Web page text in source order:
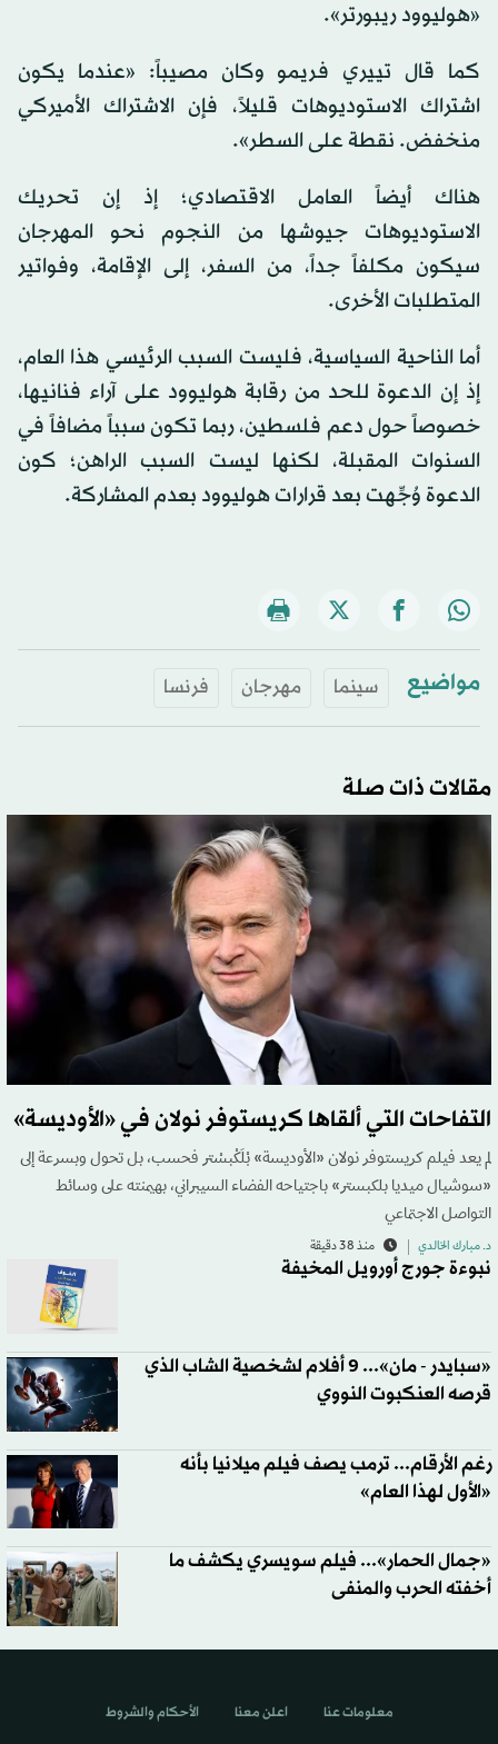
«هوليوود ريبورتر».
كما قال تييري فريمو وكان مصيباً: «عندما يكون
اشتراك الاستوديوهات قليلاً، فإن الاشتراك الأميركي
منخفض. نقطة على السطر».
هناك أيضاً العامل الاقتصادي؛ إذ إن تحريك
الاستوديوهات جيوشها من النجوم نحو المهرجان
سيكون مكلفاً جداً، من السفر، إلى الإقامة، وفواتير
المتطلبات الأخرى.
أما الناحية السياسية، فليست السبب الرئيسي هذا العام،
إذ إن الدعوة للحد من رقابة هوليوود على آراء فنانيها،
خصوصاً حول دعم فلسطين، ربما تكون سبباً مضافاً في
السنوات المقبلة، لكنها ليست السبب الراهن؛ كون
الدعوة وُجِّهت بعد قرارات هوليوود بعدم المشاركة.
مواضيع سينما مهرجان فرنسا
مقالات ذات صلة
التفاحات التي ألقاها كريستوفر نولان في «الأوديسة»
لم يعد فيلم كريستوفر نولان «الأوديسة» بْلَكْبسْتر فحسب، بل تحول وبسرعة إلى
«سوشيال ميديا بلكبستر» باجتياحه الفضاء السيبراني، بهيمنته على وسائط
التواصل الاجتماعي
د. مبارك الخالدي منذ 38 دقيقة
نبوءة جورج أورويل المخيفة
«سبايدر - مان»... 9 أفلام لشخصية الشاب الذي
قرصه العنكبوت النووي
رغم الأرقام... ترمب يصف فيلم ميلانيا بأنه
«الأول لهذا العام»
«جمال الحمار»... فيلم سويسري يكشف ما
أخفته الحرب والمنفى
معلومات عنا اعلن معنا الأحكام والشروط